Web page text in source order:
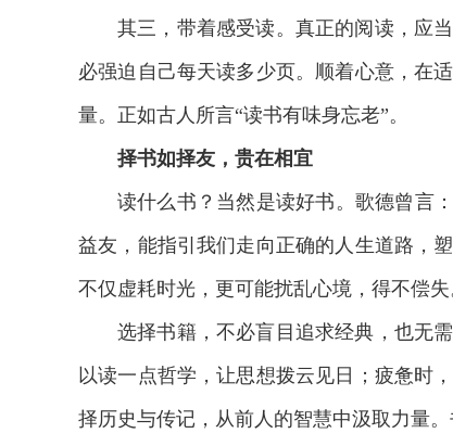
其三，带着感受读。真正的阅读，应
必强迫自己每天读多少页。顺着心意，在
量。正如古人所言“读书有味身忘老”。
择书如择友，贵在相宜
读什么书？当然是读好书。歌德曾言
益友，能指引我们走向正确的人生道路，
不仅虚耗时光，更可能扰乱心境，得不偿失
选择书籍，不必盲目追求经典，也无
以读一点哲学，让思想拨云见日；疲惫时
择历史与传记，从前人的智慧中汲取力量
2026年中国航海日论